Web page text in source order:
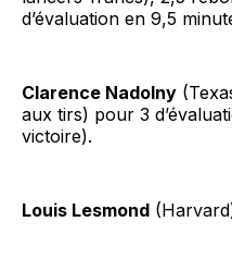
d’évaluation en 9,5
Clarence Nadolny
aux tirs) pour 3
victoire).
Louis Lesmond